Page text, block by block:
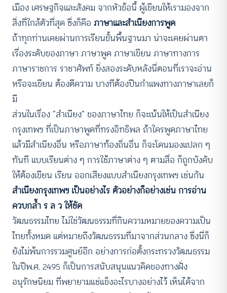
เมือง เศรษฐกิจและสังคม จากหัวข้อนี้ ผู้เขียนให้เรามองจาก
สิ่งที่ใกล้ตัวที่สุด ซึ่งก็คือ ภาษาและสำเนียงการพูด
ถ้าทุกท่านเคยผ่านการเรียนขั้นพื้นฐานมา น่าจะเคยผ่านตา
เรื่องระดับของภาษา ภาษาพูด ภาษาเขียน ภาษาทางการ
ภาษาราชการ ราชาศัพท์ ยิ่งสองระดับหลังนี่ตอนที่เราจะอ่าน
หรือจะเขียน ต้องตีความ บางทีต้องปีนกำแพงทางภาษาเลยก็
มี
ส่วนในเรื่อง “สำเนียง” ของภาษาไทย ก็จะเน้นให้เป็นสำเนียง
กรุงเทพฯ ที่เป็นภาษาพูดที่ทรงอิทธิพล ถ้าใครพูดภาษาไทย
แล้วมีสำเนียงอื่น หรือภาษาท้องถิ่นอื่น ก็จะโดนมองแปลก ๆ
ทันที แบบเรียนต่าง ๆ การใช้ภาษาต่าง ๆ ตามสื่อ ก็ถูกบังคับ
ให้ต้องเขียน เรียน ออกเสียงแบบสำเนียงกรุงเทพฯ เช่นกัน
สำเนียงกรุงเทพฯ เป็นอย่างไร ตัวอย่างก็อย่างเช่น การอ่าน
ควบกล้ำ ร ล ว ให้ชัด
วัฒนธรรมไทย ไม่ใช่วัฒนธรรมที่กินความหมายของความเป็น
ไทยทั้งหมด แต่หมายถึงวัฒนธรรมที่มาจากส่วนกลาง ซึ่งนี่ก็
ยังไม่พ้นการรวมศูนย์อีก อย่างการก่อตั้งกระทรวงวัฒนธรรม
ในปีพ.ศ. 2495 ก็เป็นการสนับสนุนแนวคิดของทางฝั่ง
อนุรักษนิยม ที่พยายามแช่แข็งอะไรบางอย่างไว้ เห็นได้จาก